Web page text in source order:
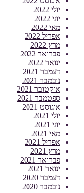
יולי 2022
יוני 2022
מאי 2022
אפריל 2022
מרץ 2022
פברואר 2022
ינואר 2022
דצמבר 2021
נובמבר 2021
אוקטובר 2021
ספטמבר 2021
אוגוסט 2021
יולי 2021
יוני 2021
מאי 2021
אפריל 2021
מרץ 2021
פברואר 2021
ינואר 2021
דצמבר 2020
נובמבר 2020